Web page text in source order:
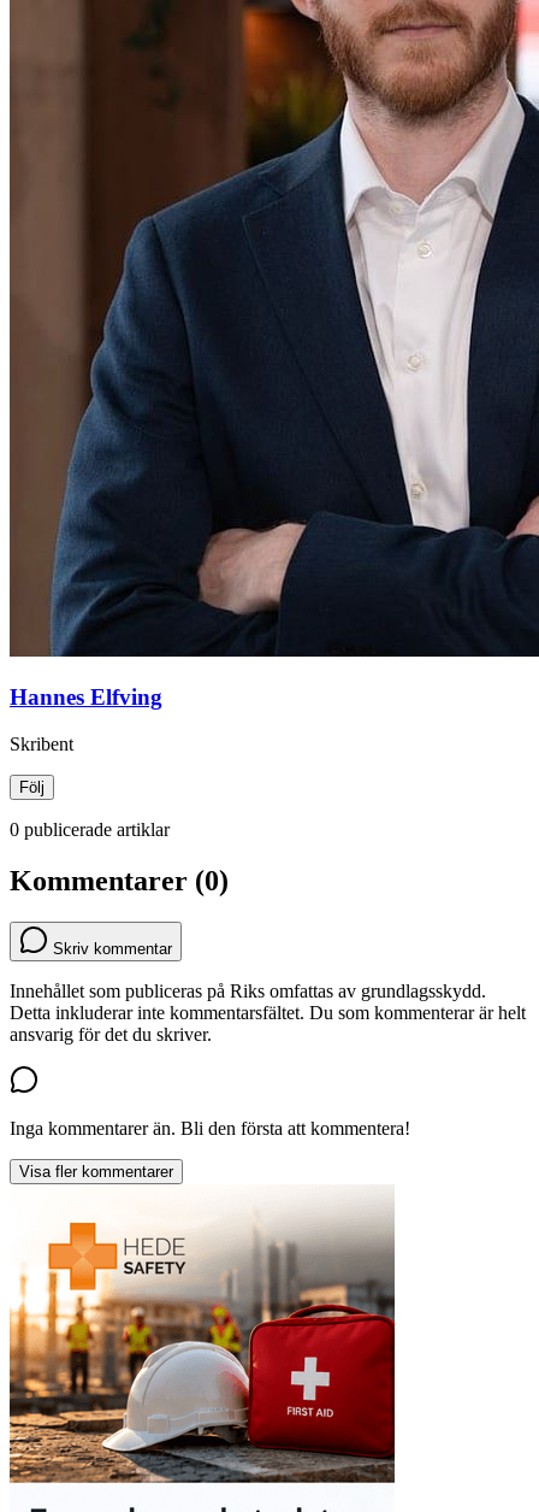
Hannes Elfving
Skribent
Följ
0 publicerade artiklar
Kommentarer (0)
Skriv kommentar
Innehållet som publiceras på Riks omfattas av grundlagsskydd.
Detta inkluderar inte kommentarsfältet. Du som kommenterar är helt
ansvarig för det du skriver.
Inga kommentarer än. Bli den första att kommentera!
Visa fler kommentarer